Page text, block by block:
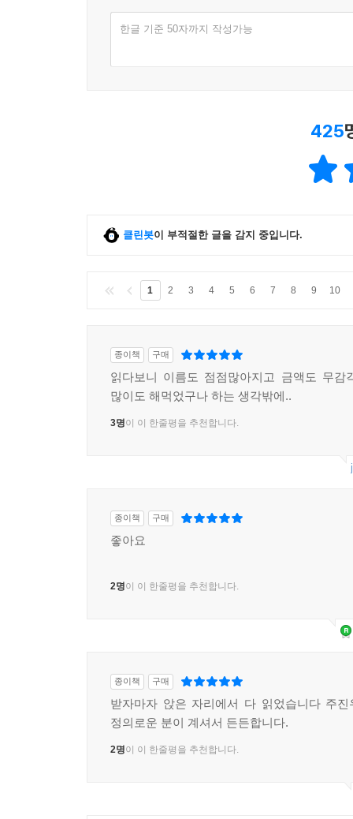
한글 기준 50자까지 작성가능
425
클린봇이 부적절한 글을 감지 중입니다.
1 2 3 4 5 6 7 8 9 10
종이책 구매
읽다보니 이름도 점점많아지고 금액도 무감
많이도 해먹었구나 하는 생각밖에..
3명이 이 한줄평을 추천합니다.
종이책 구매
좋아요
2명이 이 한줄평을 추천합니다.
종이책 구매
받자마자 앉은 자리에서 다 읽었습니다 주진
정의로운 분이 계셔서 든든합니다.
2명이 이 한줄평을 추천합니다.